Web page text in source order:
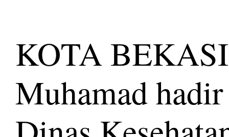
KOTA
Muhamad